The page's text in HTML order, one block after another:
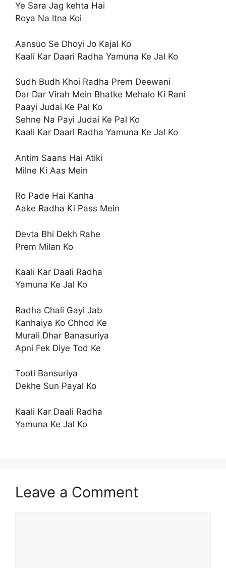
Ye Sara Jag kehta Hai
Roya Na Itna Koi
Aansuo Se Dhoyi Jo Kajal Ko
Kaali Kar Daari Radha Yamuna Ke Jal Ko
Sudh Budh Khoi Radha Prem Deewani
Dar Dar Virah Mein Bhatke Mehalo Ki Rani
Paayi Judai Ke Pal Ko
Sehne Na Payi Judai Ke Pal Ko
Kaali Kar Daari Radha Yamuna Ke Jal Ko
Antim Saans Hai Atiki
Milne Ki Aas Mein
Ro Pade Hai Kanha
Aake Radha Ki Pass Mein
Devta Bhi Dekh Rahe
Prem Milan Ko
Kaali Kar Daali Radha
Yamuna Ke Jal Ko
Radha Chali Gayi Jab
Kanhaiya Ko Chhod Ke
Murali Dhar Banasuriya
Apni Fek Diye Tod Ke
Tooti Bansuriya
Dekhe Sun Payal Ko
Kaali Kar Daali Radha
Yamuna Ke Jal Ko
Leave a Comment